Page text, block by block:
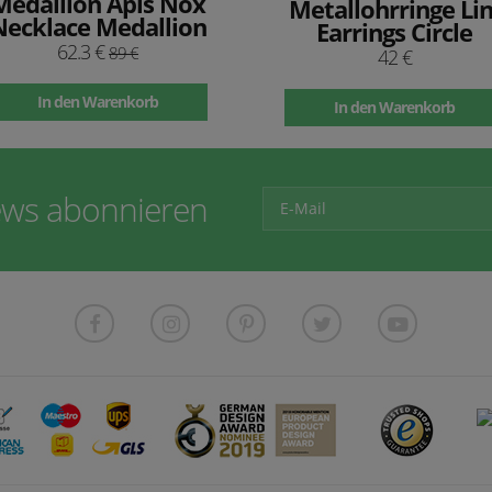
Medallion
62.3 €89 €
In den Warenkorb
Metallohrringe
Earrings Circle
42 €
In den Warenkorb
abonnieren